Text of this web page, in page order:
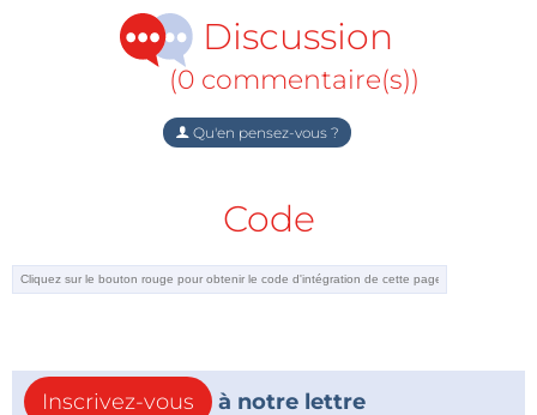
Discussion
(0 commentaire(s))
Qu'en pensez-vous ?
Code
Inscrivez-vous
à notre lettre